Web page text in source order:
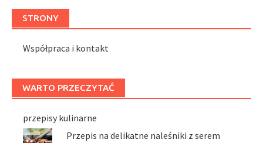
STRONY
Współpraca i kontakt
WARTO PRZECZYTAĆ
przepisy kulinarne
Przepis na delikatne naleśniki z serem